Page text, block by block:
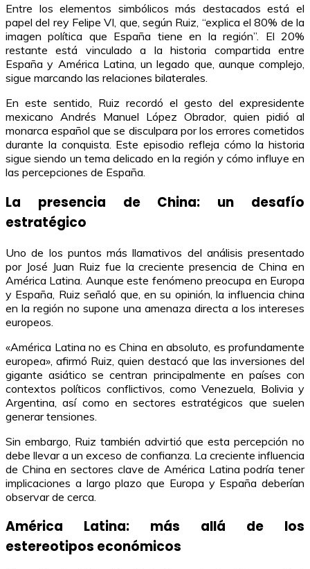
Entre los elementos simbólicos más destacados está el
papel del rey Felipe VI, que, según Ruiz, “explica el 80% de la
imagen política que España tiene en la región”. El 20%
restante está vinculado a la historia compartida entre
España y América Latina, un legado que, aunque complejo,
sigue marcando las relaciones bilaterales.
En este sentido, Ruiz recordó el gesto del expresidente
mexicano Andrés Manuel López Obrador, quien pidió al
monarca español que se disculpara por los errores cometidos
durante la conquista. Este episodio refleja cómo la historia
sigue siendo un tema delicado en la región y cómo influye en
las percepciones de España.
La presencia de China: un desafío
estratégico
Uno de los puntos más llamativos del análisis presentado
por José Juan Ruiz fue la creciente presencia de China en
América Latina. Aunque este fenómeno preocupa en Europa
y España, Ruiz señaló que, en su opinión, la influencia china
en la región no supone una amenaza directa a los intereses
europeos.
«América Latina no es China en absoluto, es profundamente
europea», afirmó Ruiz, quien destacó que las inversiones del
gigante asiático se centran principalmente en países con
contextos políticos conflictivos, como Venezuela, Bolivia y
Argentina, así como en sectores estratégicos que suelen
generar tensiones.
Sin embargo, Ruiz también advirtió que esta percepción no
debe llevar a un exceso de confianza. La creciente influencia
de China en sectores clave de América Latina podría tener
implicaciones a largo plazo que Europa y España deberían
observar de cerca.
América Latina: más allá de los
estereotipos económicos